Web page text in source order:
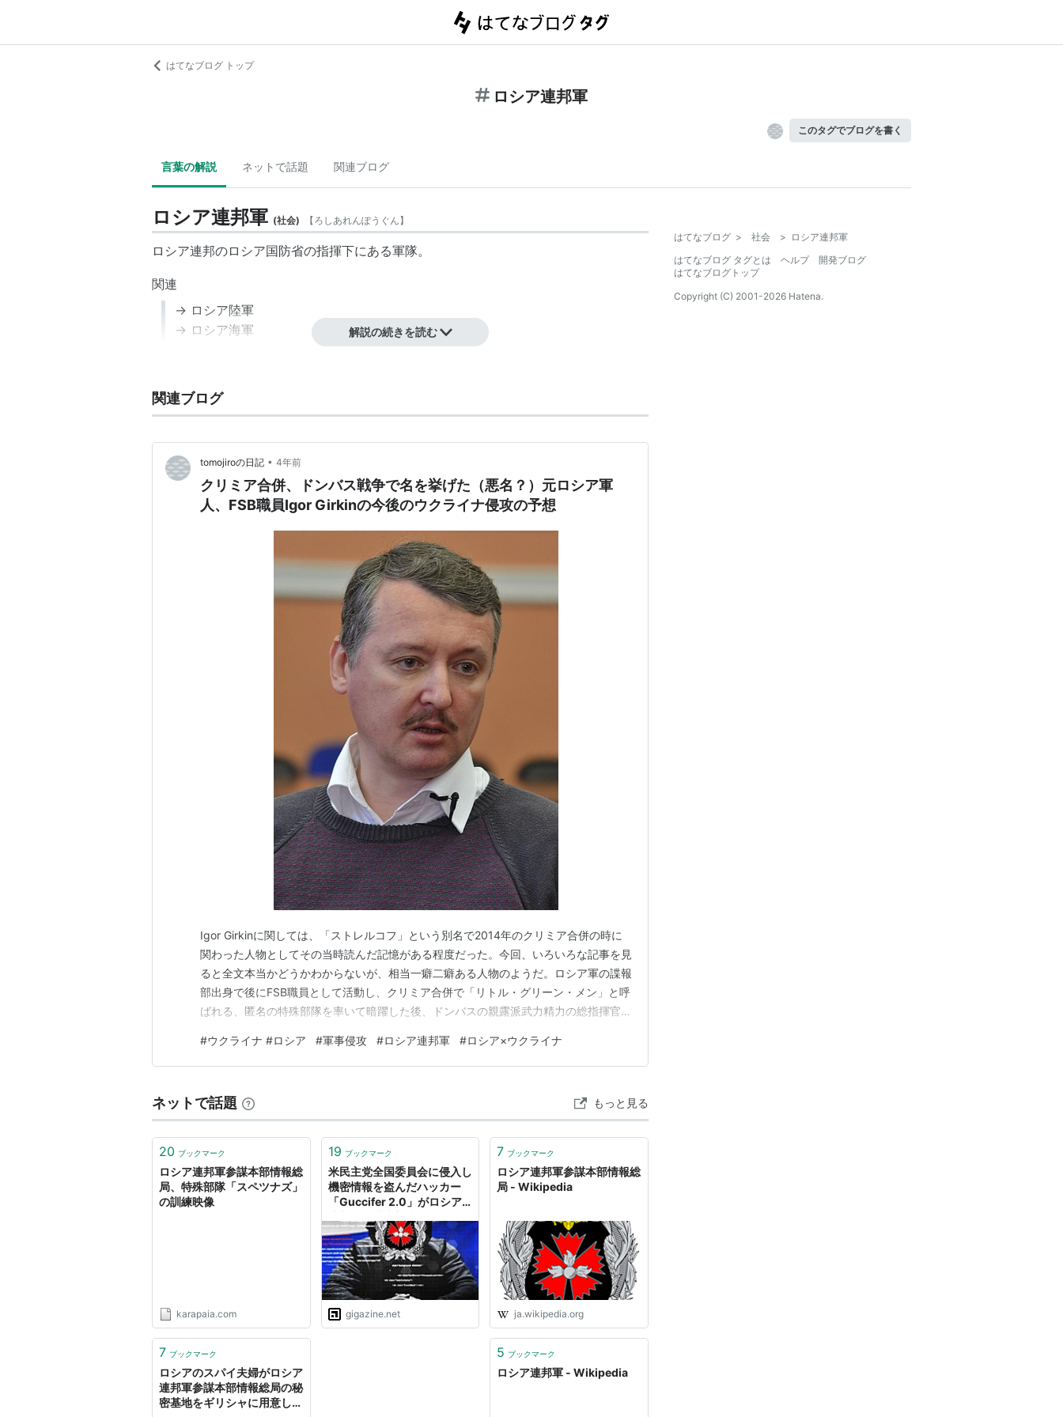
はてなブログ トップ
ロシア連邦軍
このタグでブログを書く
言葉の解説 ネットで話題 関連ブログ
ロシア連邦軍 (社会) 【ろしあれんぽうぐん】
ロシア連邦のロシア国防省の指揮下にある軍隊。
関連
→ ロシア陸軍
→ ロシア海軍
→ ロシア航空宇宙防衛軍
→
ロシア空挺軍
解説の続きを読む
関連ブログ
tomojiroの日記 • 4年前
クリミア合併、ドンバス戦争で名を挙げた（悪名？）元ロシア軍
人、FSB職員Igor Girkinの今後のウクライナ侵攻の予想
Igor Girkinに関しては、「ストレルコフ」という別名で2014年のクリミア合併の時に
関わった人物としてその当時読んだ記憶がある程度だった。今回、いろいろな記事を見
ると全文本当かどうかわからないが、相当一癖二癖ある人物のようだ。ロシア軍の諜報
部出身で後にFSB職員として活動し、クリミア合併で「リトル・グリーン・メン」と呼
ばれる、匿名の特殊部隊を率いて暗躍した後、ドンバスの親露派武力精力の総指揮官に
戦犯として指名手配され、ドンバス地方における地元市長の誘拐と殺害に関わったとし
て告発されていたり、住…
#ウクライナ #ロシア #軍事侵攻 #ロシア連邦軍 #ロシア×ウクライナ
ネットで話題 もっと見る
20 ブックマーク
ロシア連邦軍参謀本部情報総
局、特殊部隊「スペツナズ」
の訓練映像
karapaia.com
19 ブックマーク
米民主党全国委員会に侵入し
機密情報を盗んだハッカー
「Guccifer 2.0」がロシア
員だと判明
gigazine.net
7 ブックマーク
ロシア連邦軍参謀本部情報総
局 - Wikipedia
ja.wikipedia.org
7 ブックマーク
ロシアのスパイ夫婦がロシア
連邦軍参謀本部情報総局の秘
密基地をギリシャに用意して
5 ブックマーク
ロシア連邦軍 - Wikipedia
はてなブログ > 社会 > ロシア連邦軍
はてなブログ タグとは
ヘルプ
開発ブログ
はてなブログトップ
Copyright (C) 2001-2026 Hatena.